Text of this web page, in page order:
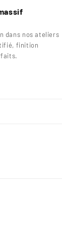
dans nos ateliers
finition